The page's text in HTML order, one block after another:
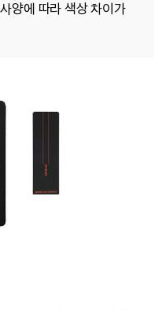
양에 따라 색상 차이가